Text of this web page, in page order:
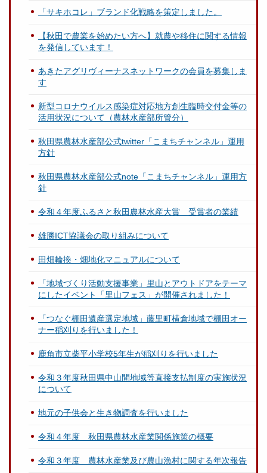
「サキホコレ」ブランド化戦略を策定しました。
【秋田で農業を始めたい方へ】就農や移住に関する情報
を発信しています！
あきたアグリヴィーナスネットワークの会員を募集しま
す
新型コロナウイルス感染症対応地方創生臨時交付金等の
活用状況について（農林水産部所管分）
秋田県農林水産部公式twitter「こまちチャンネル」運用
方針
秋田県農林水産部公式note「こまちチャンネル」運用方
針
令和４年度ふるさと秋田農林水産大賞 受賞者の業績
雄勝ICT協議会の取り組みについて
田畑輪換・畑地化マニュアルについて
「地域づくり活動支援事業」里山とアウトドアをテーマ
にしたイベント「里山フェス」が開催されました！
「つなぐ棚田遺産選定地域」藤里町横倉地域で棚田オー
ナー稲刈りを行いました！
鹿角市立柴平小学校5年生が稲刈りを行いました
令和３年度秋田県中山間地域等直接支払制度の実施状況
について
地元の子供会と生き物調査を行いました
令和４年度 秋田県農林水産業関係施策の概要
令和３年度 農林水産業及び農山漁村に関する年次報告